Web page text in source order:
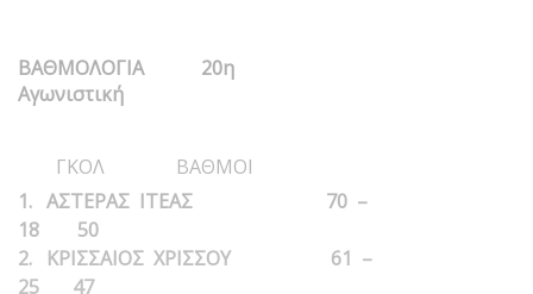
ΒΑΘΜΟΛΟΓΙΑ
20η
Αγωνιστική
ΓΚΟΛ ΒΑΘΜΟΙ
1. ΑΣΤΕΡΑΣ ΙΤΕΑΣ 70 –
18 50
2. ΚΡΙΣΣΑΙΟΣ ΧΡΙΣΣΟΥ 61 –
25 47